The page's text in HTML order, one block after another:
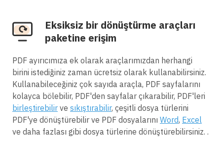
Eksiksiz bir dönüştürme araçları
paketine erişim
PDF ayırıcımıza ek olarak araçlarımızdan herhangi
birini istediğiniz zaman ücretsiz olarak kullanabilirsiniz.
Kullanabileceğiniz çok sayıda araçla, PDF sayfalarını
kolayca bölebilir, PDF'den sayfalar çıkarabilir, PDF'leri
birleştirebilir ve sıkıştırabilir, çeşitli dosya türlerini
PDF'ye dönüştürebilir ve PDF dosyalarını Word, Excel
ve daha fazlası gibi dosya türlerine dönüştürebilirsiniz. .